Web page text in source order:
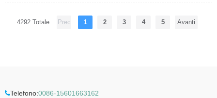
trattamento del diabete di tipo II
Alta qualità, produzione commerciale
4292 Totale Prec 1 2 3 4 5 Avanti
Telefono:0086-15601663162